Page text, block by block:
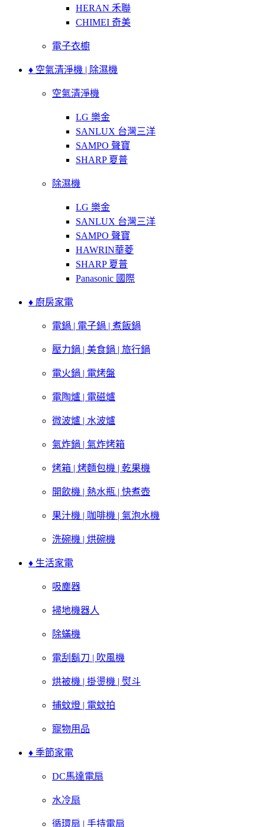
HERAN 禾聯
CHIMEI 奇美
電子衣櫥
♦ 空氣清淨機 | 除濕機
空氣清淨機
LG 樂金
SANLUX 台灣三洋
SAMPO 聲寶
SHARP 夏普
除濕機
LG 樂金
SANLUX 台灣三洋
SAMPO 聲寶
HAWRIN華菱
SHARP 夏普
Panasonic 國際
♦ 廚房家電
電鍋 | 電子鍋 | 煮飯鍋
壓力鍋 | 美食鍋 | 旅行鍋
電火鍋 | 電烤盤
電陶爐 | 電磁爐
微波爐 | 水波爐
氣炸鍋 | 氣炸烤箱
烤箱 | 烤麵包機 | 乾果機
開飲機 | 熱水瓶 | 快煮壺
果汁機 | 咖啡機 | 氣泡水機
洗碗機 | 烘碗機
♦ 生活家電
吸塵器
掃地機器人
除蟎機
電刮鬍刀 | 吹風機
烘被機 | 掛燙機 | 熨斗
捕蚊燈 | 電蚊拍
寵物用品
♦ 季節家電
DC馬達電扇
水冷扇
循環扇 | 手持電扇